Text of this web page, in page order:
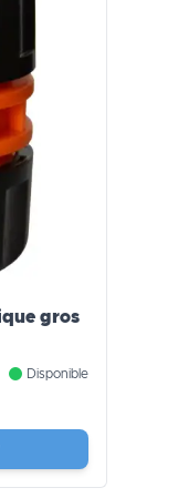
gros
Disponible